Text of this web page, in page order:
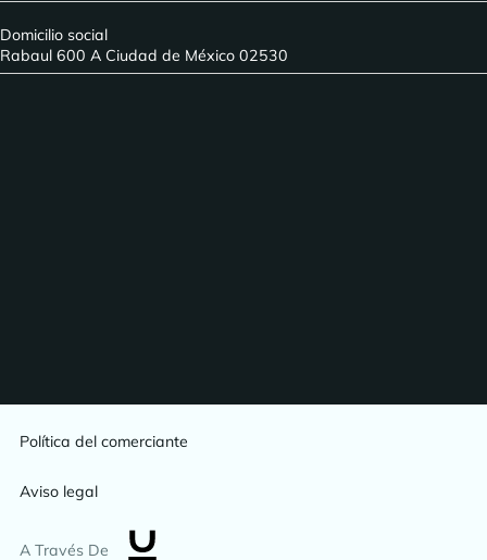
Domicilio social
Rabaul 600 A Ciudad de México 02530
Política del comerciante
Aviso legal
A Través De